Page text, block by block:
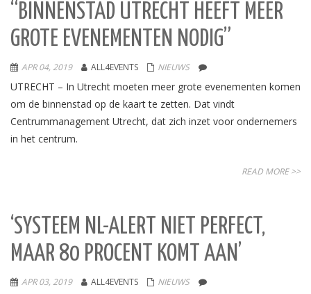
“BINNENSTAD UTRECHT HEEFT MEER
GROTE EVENEMENTEN NODIG”
APR 04, 2019 ALL4EVENTS NIEUWS
UTRECHT – In Utrecht moeten meer grote evenementen komen
om de binnenstad op de kaart te zetten. Dat vindt
Centrummanagement Utrecht, dat zich inzet voor ondernemers
in het centrum.
READ MORE >>
‘SYSTEEM NL-ALERT NIET PERFECT,
MAAR 80 PROCENT KOMT AAN’
APR 03, 2019 ALL4EVENTS NIEUWS